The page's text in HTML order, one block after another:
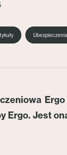
Ergo. Jest